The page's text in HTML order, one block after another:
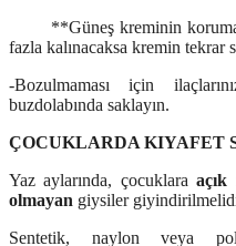
**Güneş kreminin koruma
fazla kalınacaksa kremin tekrar
-Bozulmaması için
buzdolabında saklayın.
ÇOCUKLARDA KIYAFET
Yaz aylarında, çocuklara
olmayan giysiler
Sentetik, naylon veya